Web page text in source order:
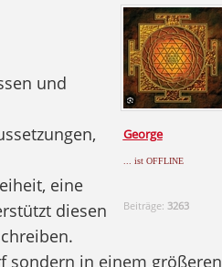
George
... ist OFFLINE
Beiträge: 3263
und
eine
diesen
sondern in einem größeren